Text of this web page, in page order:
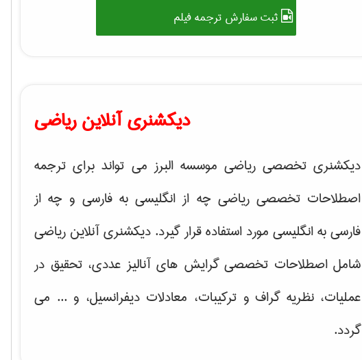
ثبت سفارش ترجمه فیلم
دیکشنری آنلاین ریاضی
دیکشنری تخصصی ریاضی موسسه البرز می تواند برای ترجمه
اصطلاحات تخصصی ریاضی چه از انگلیسی به فارسی و چه از
فارسی به انگلیسی مورد استفاده قرار گیرد. دیکشنری آنلاین ریاضی
شامل اصطلاحات تخصصی گرایش هایآنالیز عددی، تحقیق در
عملیات، نظریه گراف و تركیبات، معادلات دیفرانسیل، و ... می
گردد.